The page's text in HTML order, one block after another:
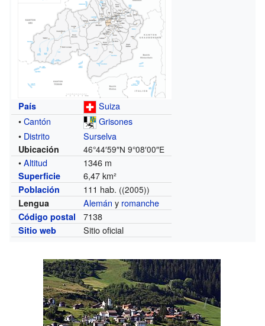
País
Suiza
•Cantón
Grisones
• Distrito Surselva
Ubicación 46°44′59″N 9°08′00″E
•Altitud 1346 m
Superficie 6,47 km²
Población 111 hab. ((2005))
Lengua
Alemán y romanche
Código postal 7138
Sitio web Sitio oficial